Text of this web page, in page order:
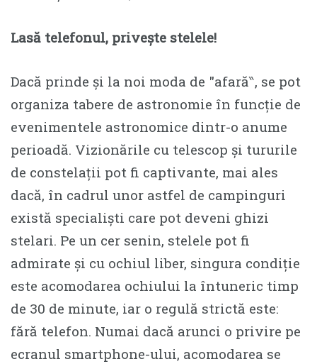
Lasă telefonul, privește stelele!
Dacă prinde și la noi moda de ″afară‶, se pot
organiza tabere de astronomie în funcție de
evenimentele astronomice dintr-o anume
perioadă. Vizionările cu telescop și tururile
de constelații pot fi captivante, mai ales
dacă, în cadrul unor astfel de campinguri
există specialiști care pot deveni ghizi
stelari. Pe un cer senin, stelele pot fi
admirate și cu ochiul liber, singura condiție
este acomodarea ochiului la întuneric timp
de 30 de minute, iar o regulă strictă este:
fără telefon. Numai dacă arunci o privire pe
ecranul smartphone-ului, acomodarea se